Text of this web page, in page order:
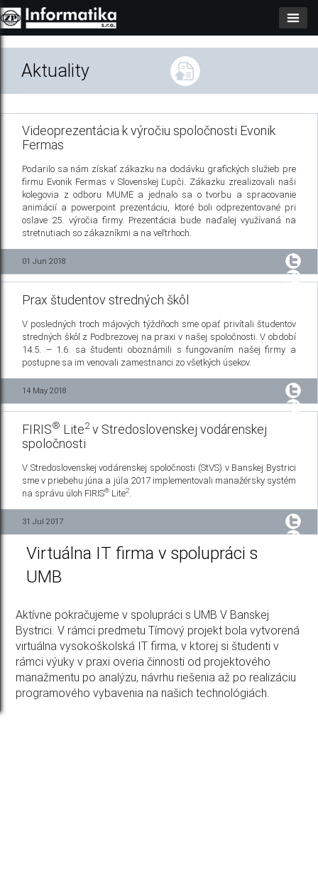
Aktuality
Videoprezentácia k výročiu spoločnosti Evonik
Fermas
Podarilo sa nám získať zákazku na dodávku grafických služieb pre
firmu Evonik Fermas v Slovenskej Ľupči. Zákazku zrealizovali naši
kolegovia z odboru MUME a jednalo sa o tvorbu a spracovanie
animácií a powerpoint prezentáciu, ktoré boli odprezentované pri
oslave 25. výročia firmy. Prezentácia bude naďalej využívaná na
stretnutiach so zákazníkmi a na veľtrhoch.
01 Jun 2018
Prax študentov stredných škôl
V posledných troch májových týždňoch sme opäť privítali študentov
stredných škôl z Podbrezovej na praxi v našej spoločnosti. V období
14.5. – 1.6. sa študenti oboznámili s fungovaním našej firmy a
postupne sa im venovali zamestnanci zo všetkých úsekov.
14 May 2018
FIRIS® Lite2v Stredoslovenskej vodárenskej
spoločnosti
V Stredoslovenskej vodárenskej spoločnosti (StVS) v Banskej Bystrici
sme v priebehu júna a júla 2017 implementovali manažérsky systém
na správu úloh FIRIS® Lite2.
31 Jul 2017
Virtuálna IT firma v spolupráci s
UMB
Aktívne pokračujeme v spolupráci s UMB V Banskej
Bystrici. V rámci predmetu Tímový projekt bola vytvorená
virtuálna vysokoškolská IT firma, v ktorej si študenti v
rámci výuky v praxi overia činnosti od projektového
manažmentu po analýzu, návrhu riešenia až po realizáciu
programového vybavenia na našich technológiách.